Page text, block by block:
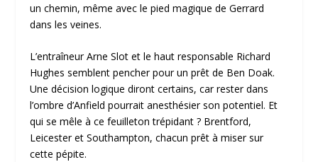
un chemin, même avec le pied magique de Gerrard
dans les veines.
L’entraîneur Arne Slot et le haut responsable Richard
Hughes semblent pencher pour un prêt de Ben Doak.
Une décision logique diront certains, car rester dans
l’ombre d’Anfield pourrait anesthésier son potentiel. Et
qui se mêle à ce feuilleton trépidant ? Brentford,
Leicester et Southampton, chacun prêt à miser sur
cette pépite.